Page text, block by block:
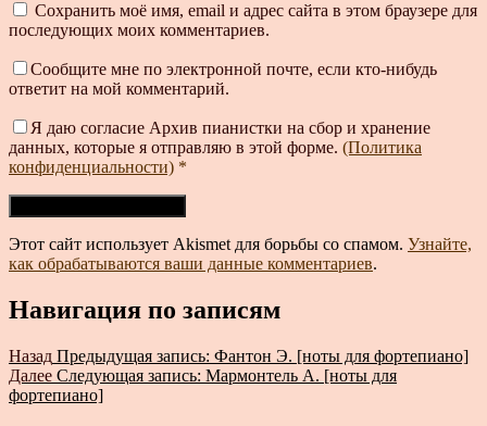
Сохранить моё имя, email и адрес сайта в этом браузере для
последующих моих комментариев.
Сообщите мне по электронной почте, если кто-нибудь
ответит на мой комментарий.
Я даю согласие Архив пианистки на сбор и хранение
данных, которые я отправляю в этой форме. (Политика
конфиденциальности) *
Этот сайт использует Akismet для борьбы со спамом. Узнайте,
как обрабатываются ваши данные комментариев.
Навигация по записям
Назад Предыдущая запись: Фантон Э. [ноты для фортепиано]
Далее Следующая запись: Мармонтель А. [ноты для
фортепиано]